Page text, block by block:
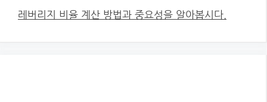
레버리지 비율 계산 방법과 중요성을 알아봅시다.